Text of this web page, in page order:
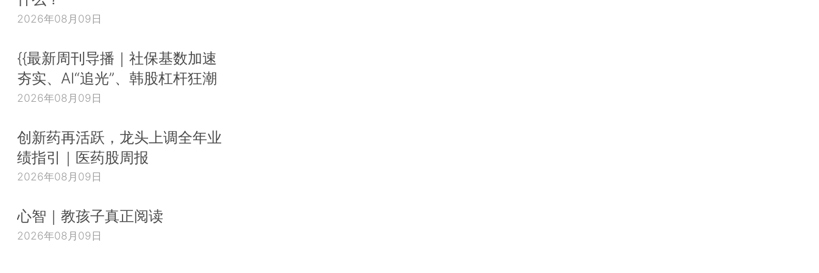
2026年08月09日
{{最新周刊导播｜社保基数加速
夯实、AI“追光”、韩股杠杆狂潮
2026年08月09日
创新药再活跃，龙头上调全年业
绩指引｜医药股周报
2026年08月09日
心智｜教孩子真正阅读
2026年08月09日